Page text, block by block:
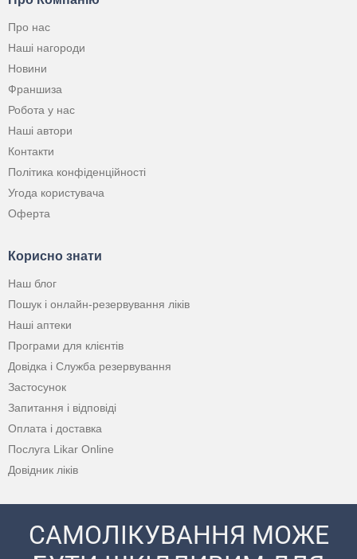
Про нас
Наші нагороди
Новини
Франшиза
Робота у нас
Наші автори
Контакти
Політика конфіденційності
Угода користувача
Оферта
Корисно знати
Наш блог
Пошук і онлайн-резервування ліків
Наші аптеки
Програми для клієнтів
Довідка і Служба резервування
Застосунок
Запитання і відповіді
Оплата і доставка
Послуга Likar Online
Довідник ліків
САМОЛІКУВАННЯ МОЖЕ